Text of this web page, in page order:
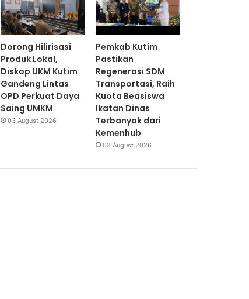
Dorong Hilirisasi
Produk Lokal,
Diskop UKM Kutim
Gandeng Lintas
OPD Perkuat Daya
Saing UMKM
03 August 2026
Pemkab Kutim
Pastikan
Regenerasi SDM
Transportasi, Raih
Kuota Beasiswa
Ikatan Dinas
Terbanyak dari
Kemenhub
02 August 2026